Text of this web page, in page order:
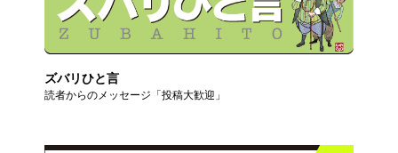
ズバリひと言
読者からのメッセージ「投稿大歓迎」